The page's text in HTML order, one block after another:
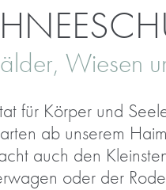
Wiesen
für Körper und
ab unserem
auch den
oder der